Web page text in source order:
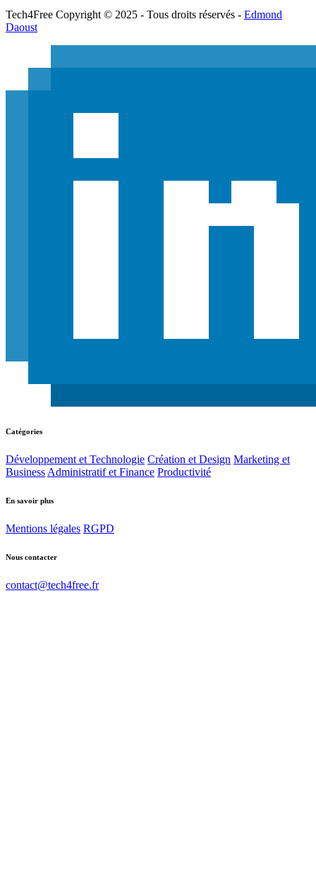
Tech4Free Copyright © 2025 - Tous droits réservés - Edmond
Daoust
Catégories
Développement et Technologie Création et Design Marketing et
Business Administratif et Finance Productivité
En savoir plus
Mentions légales RGPD
Nous contacter
contact@tech4free.fr